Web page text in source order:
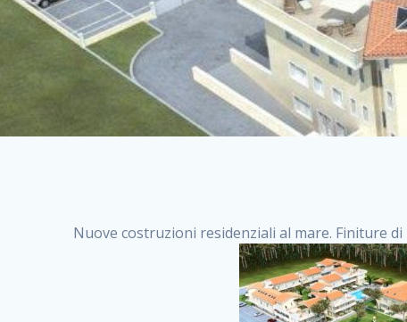
Nuove costruzioni residenziali al mare. Finiture